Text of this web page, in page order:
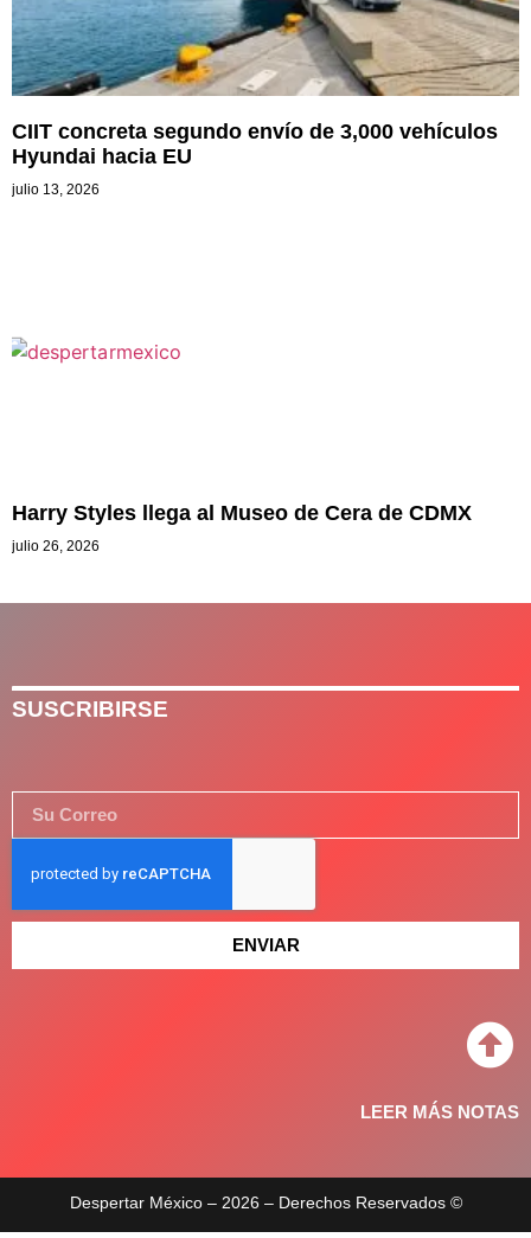
CIIT concreta segundo envío de 3,000 vehículos
Hyundai hacia EU
julio 13, 2026
Harry Styles llega al Museo de Cera de CDMX
julio 26, 2026
SUSCRIBIRSE
ENVIAR
LEER MÁS NOTAS
Despertar México – 2026 – Derechos Reservados ©